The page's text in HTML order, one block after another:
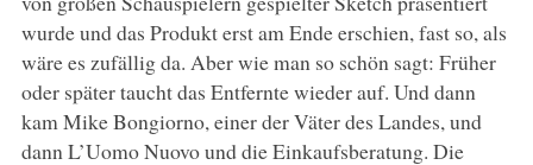
wurde und das Produkt erst am Ende erschien, fast so, als
wäre es zufällig da. Aber wie man so schön sagt: Früher
oder später taucht das Entfernte wieder auf. Und dann
kam Mike Bongiorno, einer der Väter des Landes, und
dann L’Uomo Nuovo und die Einkaufsberatung. Die